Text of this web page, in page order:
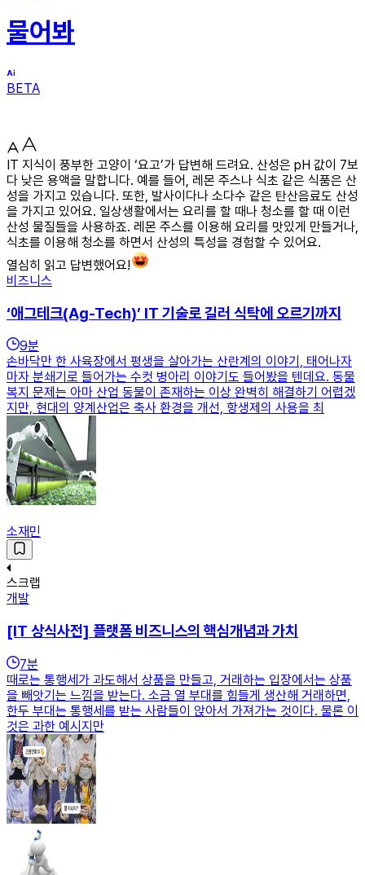
물어봐
BETA
IT 지식이 풍부한 고양이 ‘요고’가 답변해 드려요. 산성은 pH 값이 7보
다 낮은 용액을 말합니다. 예를 들어, 레몬 주스나 식초 같은 식품은 산
성을 가지고 있습니다. 또한, 발사이다나 소다수 같은 탄산음료도 산성
을 가지고 있어요. 일상생활에서는 요리를 할 때나 청소를 할 때 이런
산성 물질들을 사용하죠. 레몬 주스를 이용해 요리를 맛있게 만들거나,
식초를 이용해 청소를 하면서 산성의 특성을 경험할 수 있어요.
열심히 읽고 답변했어요!
비즈니스
‘애그테크(Ag-Tech)’ IT 기술로 길러 식탁에 오르기까지
9분
손바닥만 한 사육장에서 평생을 살아가는 산란계의 이야기, 태어나자
마자 분쇄기로 들어가는 수컷 병아리 이야기도 들어봤을 텐데요. 동물
복지 문제는 아마 산업 동물이 존재하는 이상 완벽히 해결하기 어렵겠
지만, 현대의 양계산업은 축사 환경을 개선, 항생제의 사용을 최
소재민
스크랩
개발
[IT 상식사전] 플랫폼 비즈니스의 핵심개념과 가치
7분
때로는 통행세가 과도해서 상품을 만들고, 거래하는 입장에서는 상품
을 빼앗기는 느낌을 받는다. 소금 열 부대를 힘들게 생산해 거래하면,
한두 부대는 통행세를 받는 사람들이 앉아서 가져가는 것이다. 물론 이
것은 과한 예시지만